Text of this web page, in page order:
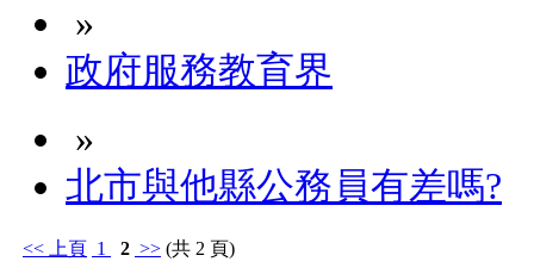
»
政府服務教育界
»
北市與他縣公務員有差嗎?
<< 上頁 1 2 >> (共 2 頁)